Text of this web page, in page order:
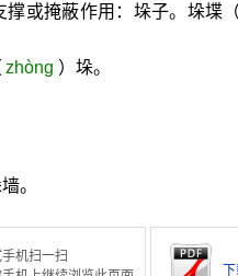
或掩蔽作用：垛子。垛堞
zhòng ）垛。
。
机扫一扫